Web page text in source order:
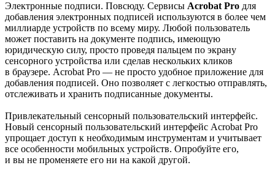
Электронные подписи. Повсюду. Сервисы Acrobat Pro для
добавления электронных подписей используются в более чем
миллиарде устройств по всему миру. Любой пользователь
может поставить на документе подпись, имеющую
юридическую силу, просто проведя пальцем по экрану
сенсорного устройства или сделав нескольких кликов
в браузере. Acrobat Pro — не просто удобное приложение для
добавления подписей. Оно позволяет с легкостью отправлять,
отслеживать и хранить подписанные документы.
Привлекательный сенсорный пользовательский интерфейс.
Новый сенсорный пользовательский интерфейс Acrobat Pro
упрощает доступ к необходимым инструментам и учитывает
все особенности мобильных устройств. Опробуйте его,
и вы не променяете его ни на какой другой.